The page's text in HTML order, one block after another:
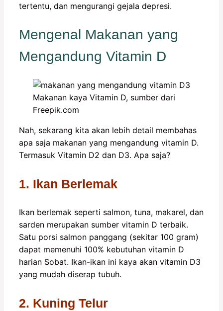
tertentu, dan mengurangi gejala depresi.
Mengenal Makanan yang
Mengandung Vitamin D
Makanan kaya Vitamin D, sumber dari
Freepik.com
Nah, sekarang kita akan lebih detail membahas
apa saja makanan yang mengandung vitamin D.
Termasuk Vitamin D2 dan D3. Apa saja?
1. Ikan Berlemak
Ikan berlemak seperti salmon, tuna, makarel, dan
sarden merupakan sumber vitamin D terbaik.
Satu porsi salmon panggang (sekitar 100 gram)
dapat memenuhi 100% kebutuhan vitamin D
harian Sobat. Ikan-ikan ini kaya akan vitamin D3
yang mudah diserap tubuh.
2. Kuning Telur